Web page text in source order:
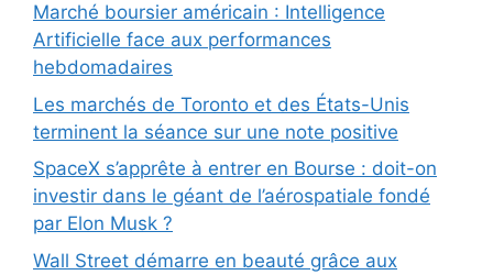
Marché boursier américain : Intelligence
Artificielle face aux performances
hebdomadaires
Les marchés de Toronto et des États-Unis
terminent la séance sur une note positive
SpaceX s’apprête à entrer en Bourse : doit-on
investir dans le géant de l’aérospatiale fondé
par Elon Musk ?
Wall Street démarre en beauté grâce aux